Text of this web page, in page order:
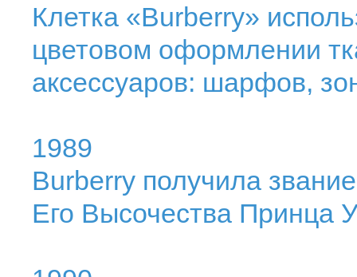
Клетка «Burberry»
цветовом оформлении
аксессуаров: шарфов,
1989
Burberry получила
Его Высочества Принца